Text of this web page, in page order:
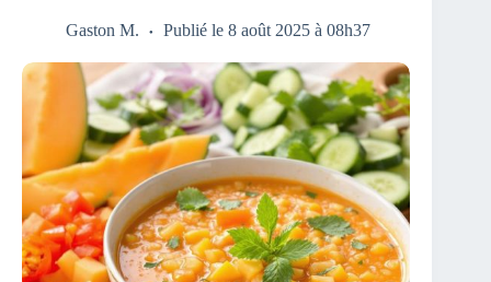
Gaston M. Publié le 8 août 2025 à 08h37